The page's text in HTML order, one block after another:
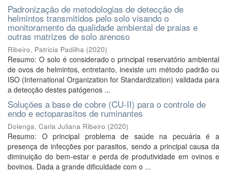
Padronização de metodologias de detecção de
helmintos transmitidos pelo solo visando o
monitoramento da qualidade ambiental de praias e
outras matrizes de solo arenoso
Ribeiro, Patricia Padilha (2020)
Resumo: O solo é considerado o principal reservatório ambiental
de ovos de helmintos, entretanto, inexiste um método padrão ou
ISO (International Organization for Standardization) validada para
a detecção destes patógenos ...
Soluções a base de cobre (CU-II) para o controle de
endo e ectoparasitos de ruminantes
Dolenga, Carla Juliana Ribeiro (2020)
Resumo: O principal problema de saúde na pecuária é a
presença de infecções por parasitos, sendo a principal causa da
diminuição do bem-estar e perda de produtividade em ovinos e
bovinos. Dada a grande dificuldade com o ...